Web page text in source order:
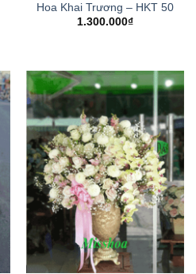
Hoa Khai Trương – HKT 50
1.300.000₫